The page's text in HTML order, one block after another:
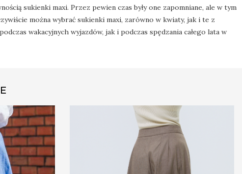
sukienki maxi. Przez pewien czas były one zapomniane, ale w tym
można wybrać sukienki maxi, zarówno w kwiaty, jak i te z
wakacyjnych wyjazdów, jak i podczas spędzania całego lata w